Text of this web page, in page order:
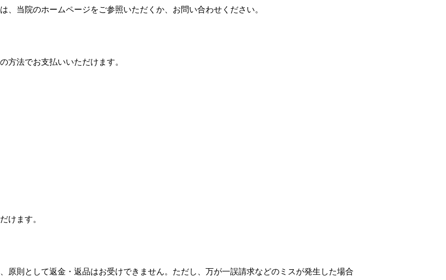
、当院のホームページをご参照いただくか、お問い合わせください。
方法でお支払いいただけます。
けます。
原則として返金・返品はお受けできません。ただし、万が一誤請求などのミスが発生した場合